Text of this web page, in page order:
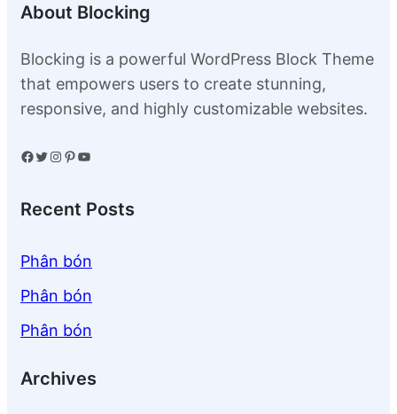
About Blocking
Blocking is a powerful WordPress Block Theme
that empowers users to create stunning,
responsive, and highly customizable websites.
Facebook Twitter Instagram Pinterest YouTube
Recent Posts
Phân bón
Phân bón
Phân bón
Archives